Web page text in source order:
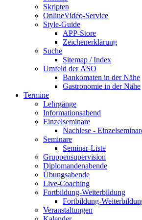
Skripten
OnlineVideo-Service
Style-Guide
APP-Store
Zeichenerklärung
Suche
Sitemap / Index
Umfeld der ASO
Bankomaten in der Nähe
Gastronomie in der Nähe
Termine
Lehrgänge
Informationsabend
Einzelseminare
Nachlese -
Seminare
Seminar-Liste
Gruppensupervision
Diplomandenabende
Übungsabende
Live-Coaching
Fortbildung-Weiterbildung
Fortbildung-
Veranstaltungen